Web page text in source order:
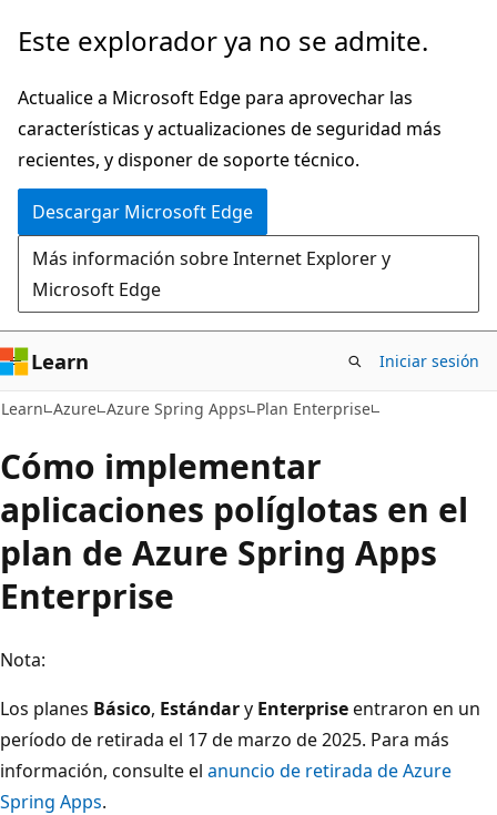
Ir
contenido
principal
Este explorador ya no se admite.
Actualice a Microsoft Edge para aprovechar las
características y actualizaciones de seguridad más
recientes, y disponer de soporte técnico.
Descargar Microsoft Edge
Más información sobre Internet Explorer y
Microsoft Edge
Learn Iniciar sesión
Learn Azure Azure Spring Apps Plan Enterprise
Cómo implementar
aplicaciones políglotas en el
plan de Azure Spring Apps
Enterprise
Nota:
Los planes Básico, Estándary Enterpriseentraron en un
período de retirada el 17 de marzo de 2025. Para más
información, consulte el anuncio de retirada de Azure
Spring Apps.